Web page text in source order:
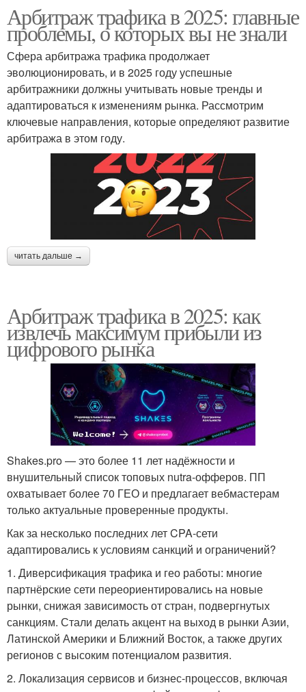
Арбитраж трафика в 2025: главные
проблемы, о которых вы не знали
Сфера арбитража трафика продолжает
эволюционировать, и в 2025 году успешные
арбитражники должны учитывать новые тренды и
адаптироваться к изменениям рынка. Рассмотрим
ключевые направления, которые определяют развитие
арбитража в этом году.
читать дальше →
Арбитраж трафика в 2025: как
извлечь максимум прибыли из
цифрового рынка
Shakes.pro — это более 11 лет надёжности и
внушительный список топовых nutra-офферов. ПП
охватывает более 70 ГЕО и предлагает вебмастерам
только актуальные проверенные продукты.
Как за несколько последних лет CPA-сети
адаптировались к условиям санкций и ограничений?
1. Диверсификация трафика и гео работы: многие
партнёрские сети переориентировались на новые
рынки, снижая зависимость от стран, подвергнутых
санкциям. Стали делать акцент на выход в рынки Азии,
Латинской Америки и Ближний Восток, а также других
регионов с высоким потенциалом развития.
2. Локализация сервисов и бизнес-процессов, включая